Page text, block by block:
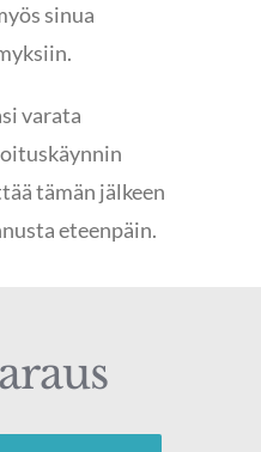
sinua
varata
tämän jälkeen
eteenpäin.